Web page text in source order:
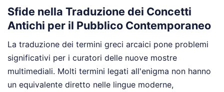
Sfide nella Traduzione dei Concetti
Antichi per il Pubblico Contemporaneo
La traduzione dei termini greci arcaici pone problemi
significativi per i curatori delle nuove mostre
multimediali. Molti termini legati all'enigma non hanno
un equivalente diretto nelle lingue moderne,